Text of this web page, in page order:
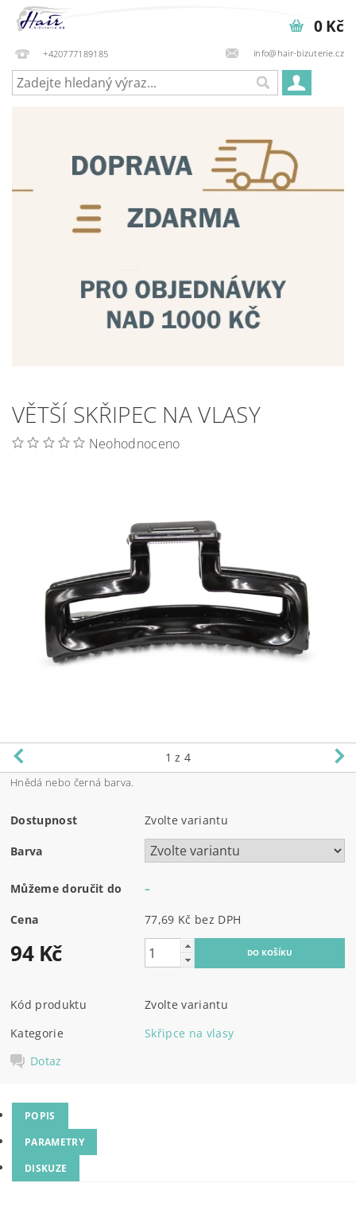
+420777189185 info@hair-bizuterie.cz
0 Kč
VĚTŠÍ SKŘIPEC NA VLASY
Neohodnoceno
1 z 4
Hnědá nebo černá barva.
Dostupnost Zvolte variantu
Barva
Můžeme doručit do –
Cena 77,69 Kč bez DPH
94 Kč
Kód produktu
Zvolte variantu
Kategorie
Skřipce na vlasy
Dotaz
POPIS
PARAMETRY
DISKUZE